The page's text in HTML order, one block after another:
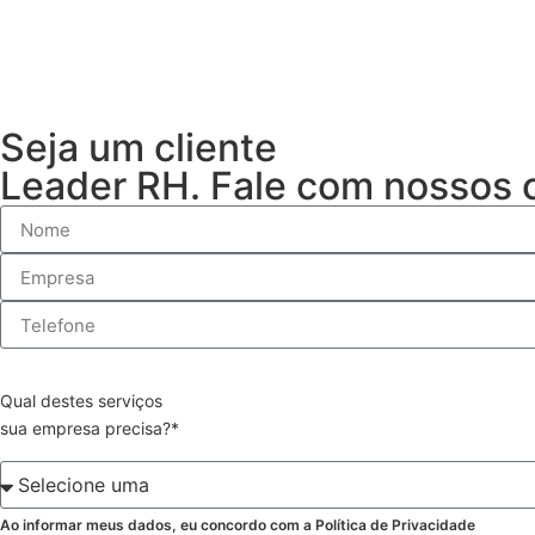
Seja um cliente
Leader RH. Fale com nossos
Qual destes serviços
sua empresa precisa?*
Ao informar meus dados, eu concordo com a Política de Privacidade